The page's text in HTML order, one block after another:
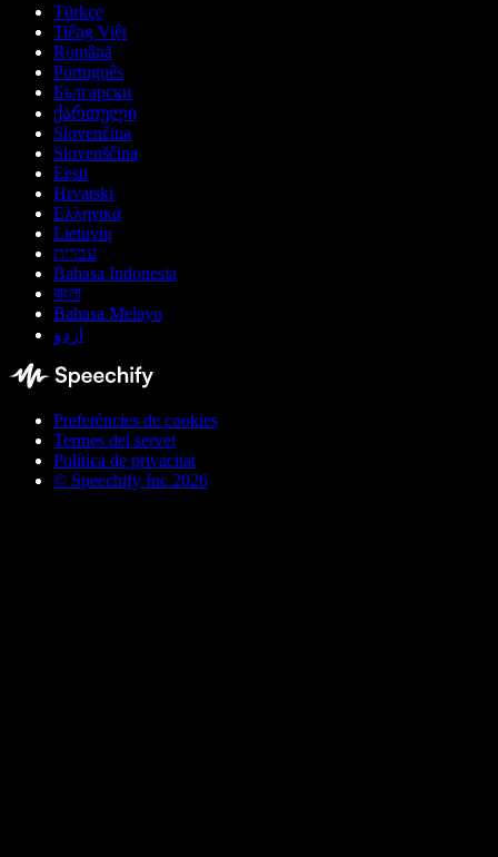
Türkçe
Tiếng Việt
Română
Português
Български
ქართული
Slovenčina
Slovenščina
Eesti
Hrvatski
Ελληνικά
Lietuvių
עברית
Bahasa Indonesia
বাংলা
Bahasa Melayu
اردو
Preferències de cookies
Termes del servei
Política de privacitat
© Speechify Inc 2026